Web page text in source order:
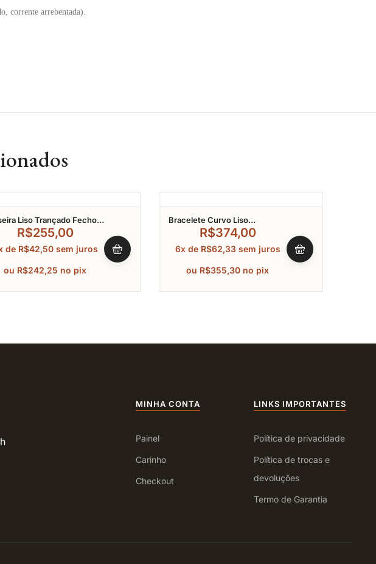
corrente arrebentada).
Liso Trançado Fecho
Banhado A Ouro 17Cm
R$255,00
de R$42,50 sem juros
ou R$242,25 no pix
Bracelete Curvo Liso
Esmaltado Preto Leopardo
Banhado A Ouro
R$374,00
6x de R$62,33 sem juros
ou R$355,30 no pix
MINHA CONTA
Painel
Carinho
Checkout
LINKS IMPORTANTES
Política de privacidade
Política de trocas e
devoluções
Termo de Garantia